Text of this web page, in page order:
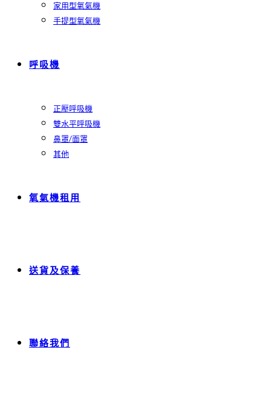
家用型氧氣機
手提型氧氣機
呼吸機
正壓呼吸機
雙水平呼吸機
鼻罩/面罩
其他
氧氣機租用
送貨及保養
聯絡我們